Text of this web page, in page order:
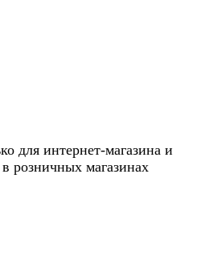
для интернет-магазина и
розничных магазинах